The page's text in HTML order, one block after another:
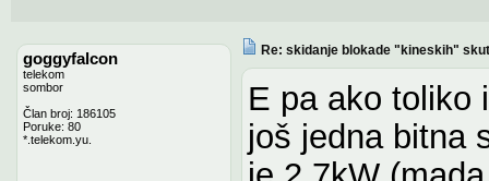
goggyfalcon
telekom
sombor
Član broj: 186105
Poruke: 80
*.telekom.yu.
Re: skidanje blokade "kineskih"
E pa ako toliko
još jedna bitna